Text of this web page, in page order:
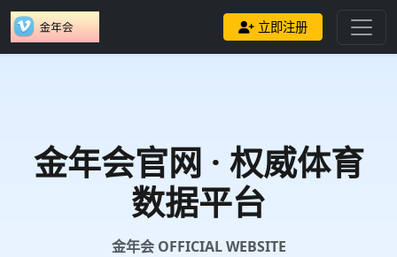
立即注册
金年会官网 · 权威体育
数据平台
金年会 OFFICIAL WEBSITE